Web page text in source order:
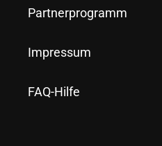
Partnerprogramm
Impressum
FAQ-Hilfe